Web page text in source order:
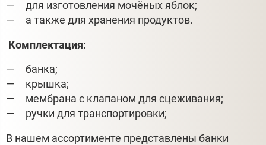
для изготовления мочёных яблок;
а также для хранения продуктов.
Комплектация:
банка;
крышка;
мембрана с клапаном для сцеживания;
ручки для транспортировки;
В нашем ассортименте представлены банки